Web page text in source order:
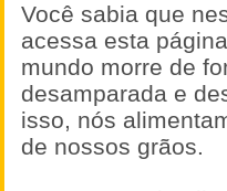
Você sabia que
acessa esta
mundo morre de
desamparada e
isso, nós
de nossos grãos.